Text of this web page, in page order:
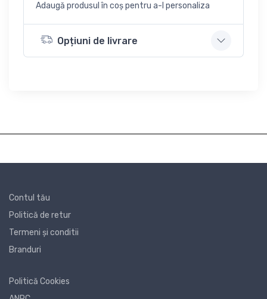
Adaugă produsul în coș pentru a-l personaliza
Opțiuni de livrare
Contul tău
Politică de retur
Termeni și conditii
Branduri
Politică Cookies